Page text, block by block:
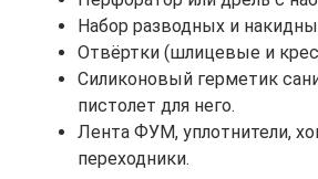
Набор разводных и
Отвёртки (шлицевые и
Силиконовый герметик
пистолет для него.
Лента ФУМ, уплотнители,
переходники.